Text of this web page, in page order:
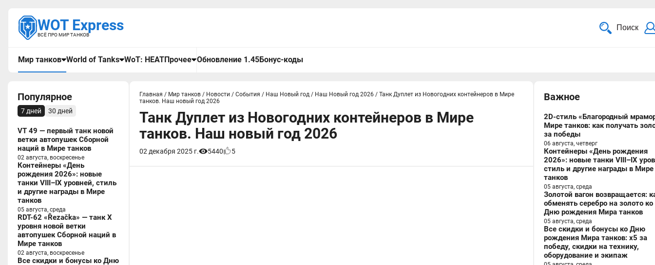
WOT Express
ВСЁ ПРО МИР ТАНКОВ
Поиск
Мир танков World of Tanks WoT: HEATПрочее Обновление 1.45Бонус-коды
Популярное
7 дней 30 дней
VT 49 — первый танк новой
ветки автопушек Сборной
наций в Мире танков
02 августа, воскресенье
Контейнеры «День
рождения 2026»: новые
танки VIII–IX уровней, стиль
и другие награды в Мире
танков
05 августа, среда
RDT-62 «Řezačka» — танк X
уровня новой ветки
автопушек Сборной наций в
Мире танков
02 августа, воскресенье
Все скидки и бонусы ко Дню
Главная / Мир танков / Новости / События / Наш Новый год / Наш Новый год 2026 / Танк Дуплет из Новогодних контейнеров в Мире
танков. Наш новый год 2026
Танк Дуплет из Новогодних контейнеров в Мире
танков. Наш новый год 2026
02 декабря 2025 г. 5440 5
Важное
2D-стиль «Благородный
Мире танков: как получать
за победы
06 августа, четверг
Контейнеры «День рождения
2026»: новые танки VIII–IX
стиль и другие награды в Мире
танков
05 августа, среда
Золотой вагон возвращается:
обменять серебро на золото ко
Дню рождения Мира танков
05 августа, среда
Все скидки и бонусы ко Дню
рождения Мира танков: x5 за
победу, скидки на технику,
оборудование и экипаж